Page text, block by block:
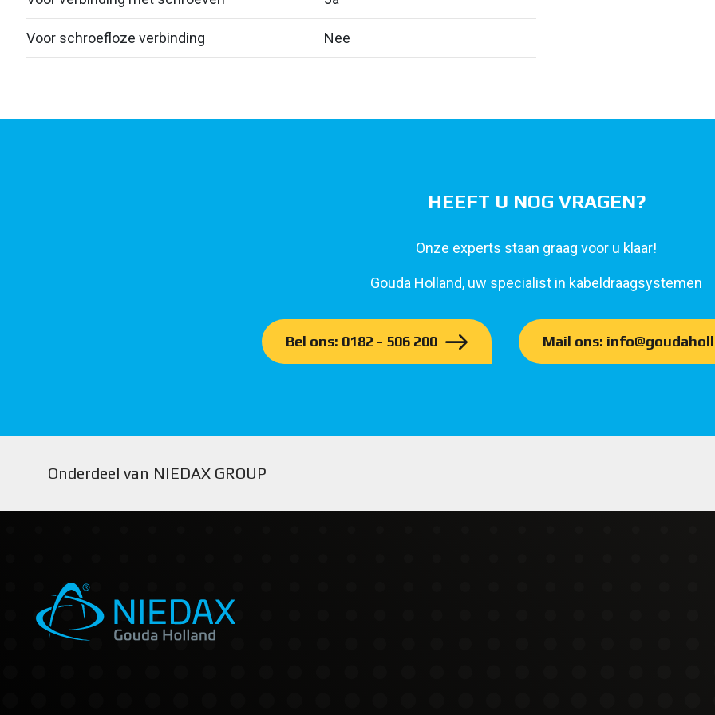
Voor schroefloze verbinding Nee
HEEFT U NOG VRAGEN?
Onze experts staan graag voor u klaar!
Gouda Holland, uw specialist in kabeldraagsystemen
Bel ons: 0182 - 506 200 Mail ons:
Onderdeel van NIEDAX GROUP